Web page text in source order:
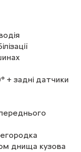
+ задні датчики
днища кузова